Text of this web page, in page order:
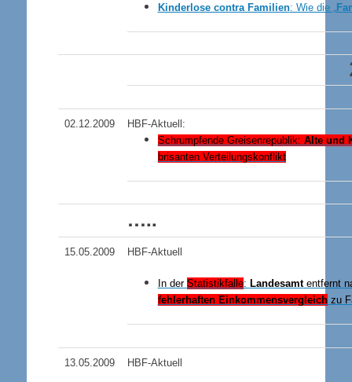
Kinderlose contra Familien: Wie die „
02.12.2009
HBF-Aktuell:
Schrumpfende Greisenrepublik: Alte und
brisanten Verteilungskonflikt
…..
15.05.2009 HBF-Aktuell
In der Statistikfalle: Landesamtentfernt
fehlerhaften Einkommensvergleichzu
13.05.2009 HBF-Aktuell